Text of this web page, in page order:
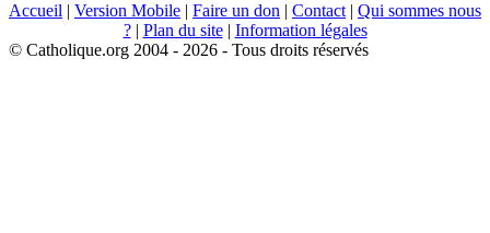
Accueil | Version Mobile | Faire un don | Contact | Qui sommes nous
?| Plan du site| Information légales
© Catholique.org 2004 - 2026 - Tous droits réservés